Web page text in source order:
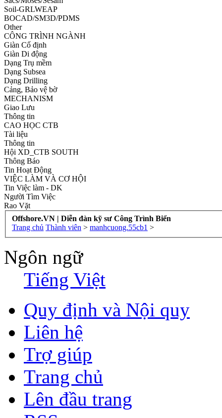
Soil-GRLWEAP
BOCAD/SM3D/PDMS
Other
CÔNG TRÌNH NGÀNH
Giàn Cố định
Giàn Di động
Dạng Trụ mềm
Dạng Subsea
Dạng Drilling
Cảng, Bảo vệ bờ
MECHANISM
Giao Lưu
Thông tin
CAO HỌC CTB
Tài liệu
Thông tin
Hội XD_CTB SOUTH
Thông Báo
Tin Hoạt Động
VIỆC LÀM VÀ CƠ HỘI
Tin Việc làm - DK
Người Tìm Việc
Rao Vặt
Offshore.VN | Diễn đàn kỹ sư Công Trình Biển
Trang chủ Thành viên > manhcuong.55cb1 >
Ngôn ngữ
Tiếng Việt
Quy định và Nội quy
Liên hệ
Trợ giúp
Trang chủ
Lên đầu trang